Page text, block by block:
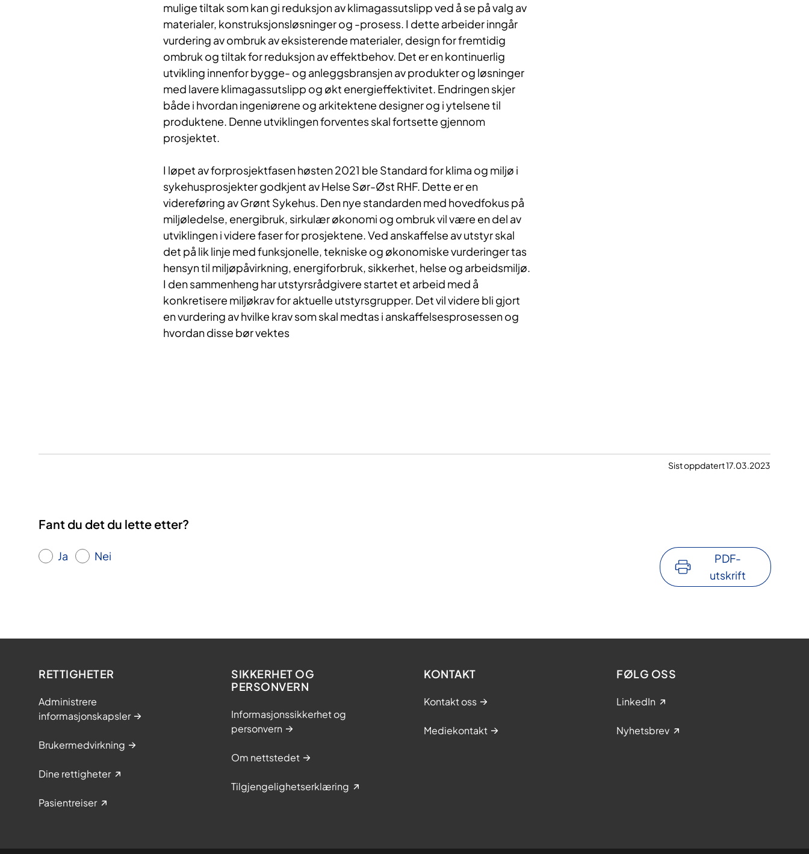
mulige tiltak som kan gi reduksjon av klimagassutslipp ved å se på valg av
materialer, konstruksjonsløsninger og -prosess. I dette arbeider inngår
vurdering av ombruk av eksisterende materialer, design for fremtidig
ombruk og tiltak for reduksjon av effektbehov. Det er en kontinuerlig
utvikling innenfor bygge- og anleggsbransjen av produkter og løsninger
med lavere klimagassutslipp og økt energieffektivitet. Endringen skjer
både i hvordan ingeniørene og arkitektene designer og i ytelsene til
produktene. Denne utviklingen forventes skal fortsette gjennom
prosjektet.
I løpet av forprosjektfasen høsten 2021 ble Standard for klima og miljø i
sykehusprosjekter godkjent av Helse Sør-Øst RHF. Dette er en
videreføring av Grønt Sykehus. Den nye standarden med hovedfokus på
miljøledelse, energibruk, sirkulær økonomi og ombruk vil være en del av
utviklingen i videre faser for prosjektene. Ved anskaffelse av utstyr skal
det på lik linje med funksjonelle, tekniske og økonomiske vurderinger tas
hensyn til miljøpåvirkning, energiforbruk, sikkerhet, helse og arbeidsmiljø.
I den sammenheng har utstyrsrådgivere startet et arbeid med å
konkretisere miljøkrav for aktuelle utstyrsgrupper. Det vil videre bli gjort
en vurdering av hvilke krav som skal medtas i anskaffelsesprosessen og
hvordan disse bør vektes
Sist oppdatert 17.03.2023
Fant du det du lette etter?
Ja Nei
PDF-
utskrift
RETTIGHETER
Administrere
informasjonskapsler
Brukermedvirkning
Dine rettigheter
Pasientreiser
SIKKERHET OG
PERSONVERN
Informasjonssikkerhet og
personvern
Om nettstedet
Tilgjengelighetserklæring
KONTAKT
Kontakt oss
Mediekontakt
FØLG OSS
LinkedIn
Nyhetsbrev